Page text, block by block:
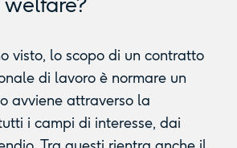
visto, lo scopo di un contratto
di lavoro è normare un
avviene attraverso la
i campi di interesse, dai